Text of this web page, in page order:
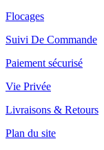
Flocages
Suivi De Commande
Paiement sécurisé
Vie Privée
Livraisons & Retours
Plan du site